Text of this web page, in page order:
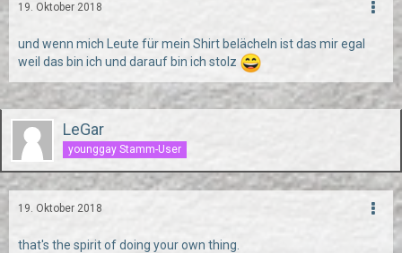
19. Oktober 2018
und wenn mich Leute für mein Shirt belächeln ist das mir egal
weil das bin ich und darauf bin ich stolz
LeGar
younggay Stamm-User
19. Oktober 2018
that's the spirit of doing your own thing.